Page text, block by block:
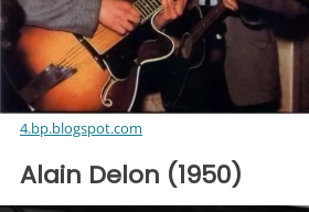
4.bp.blogspot.com
Alain Delon (1950)